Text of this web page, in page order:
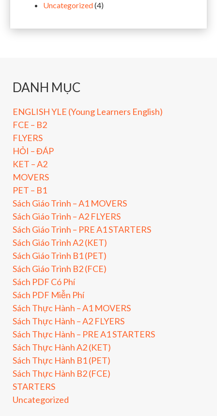
Uncategorized(4)
DANH MỤC
ENGLISH YLE (Young Learners English)
FCE – B2
FLYERS
HỎI – ĐÁP
KET – A2
MOVERS
PET – B1
Sách Giáo Trình – A1 MOVERS
Sách Giáo Trình – A2 FLYERS
Sách Giáo Trình – PRE A1 STARTERS
Sách Giáo Trình A2 (KET)
Sách Giáo Trình B1 (PET)
Sách Giáo Trình B2 (FCE)
Sách PDF Có Phí
Sách PDF Miễn Phí
Sách Thực Hành – A1 MOVERS
Sách Thực Hành – A2 FLYERS
Sách Thực Hành – PRE A1 STARTERS
Sách Thực Hành A2 (KET)
Sách Thực Hành B1 (PET)
Sách Thực Hành B2 (FCE)
STARTERS
Uncategorized